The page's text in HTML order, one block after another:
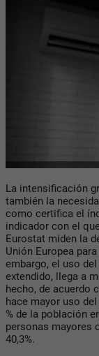
La intensificación
también la
como certifica el
indicador con el
Eurostat miden la
Unión Europea
embargo, el uso
extendido, llega a
hecho, de acuerdo
hace mayor uso
% de la población
personas mayores
40,3%.